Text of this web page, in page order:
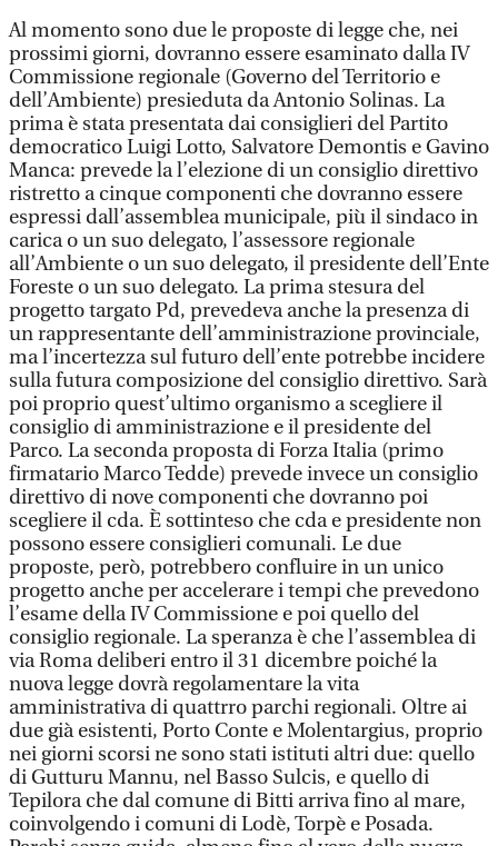
Al momento sono due le proposte di legge che, nei
prossimi giorni, dovranno essere esaminato dalla IV
Commissione regionale (Governo del Territorio e
dell’Ambiente) presieduta da Antonio Solinas. La
prima è stata presentata dai consiglieri del Partito
democratico Luigi Lotto, Salvatore Demontis e Gavino
Manca: prevede la l’elezione di un consiglio direttivo
ristretto a cinque componenti che dovranno essere
espressi dall’assemblea municipale, più il sindaco in
carica o un suo delegato, l’assessore regionale
all’Ambiente o un suo delegato, il presidente dell’Ente
Foreste o un suo delegato. La prima stesura del
progetto targato Pd, prevedeva anche la presenza di
un rappresentante dell’amministrazione provinciale,
ma l’incertezza sul futuro dell’ente potrebbe incidere
sulla futura composizione del consiglio direttivo. Sarà
poi proprio quest’ultimo organismo a scegliere il
consiglio di amministrazione e il presidente del
Parco. La seconda proposta di Forza Italia (primo
firmatario Marco Tedde) prevede invece un consiglio
direttivo di nove componenti che dovranno poi
scegliere il cda. È sottinteso che cda e presidente non
possono essere consiglieri comunali. Le due
proposte, però, potrebbero confluire in un unico
progetto anche per accelerare i tempi che prevedono
l’esame della IV Commissione e poi quello del
consiglio regionale. La speranza è che l’assemblea di
via Roma deliberi entro il 31 dicembre poiché la
nuova legge dovrà regolamentare la vita
amministrativa di quattrro parchi regionali. Oltre ai
due già esistenti, Porto Conte e Molentargius, proprio
nei giorni scorsi ne sono stati istituti altri due: quello
di Gutturu Mannu, nel Basso Sulcis, e quello di
Tepilora che dal comune di Bitti arriva fino al mare,
coinvolgendo i comuni di Lodè, Torpè e Posada.